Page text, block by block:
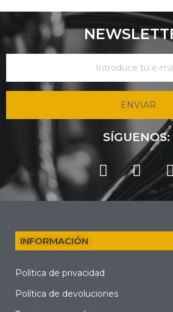
ENVIAR
SÍGUENOS:
INFORMACIÓN
Política de privacidad
Política de devoluciones